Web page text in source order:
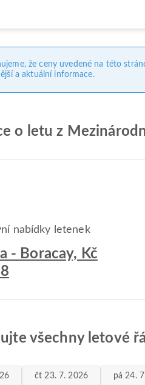
že ceny uvedené na této
a aktuální informace.
o letu z
nabídky letenek
- Boracay, Kč
všechny letové
čt 23. 7. 2026 pá 24.